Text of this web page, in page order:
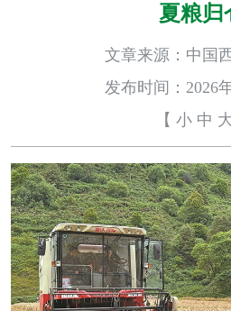
夏粮归
文章来源：中国
发布时间：2026
【 小 中